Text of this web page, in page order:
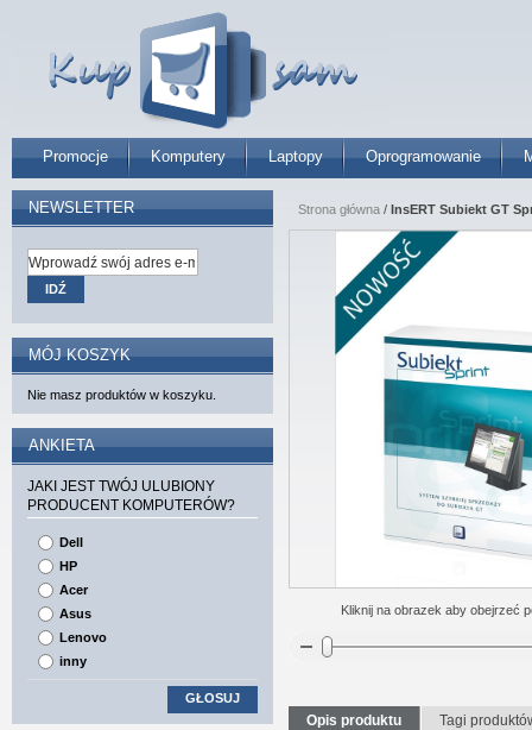
Promocje Komputery Laptopy Oprogramowanie
Strona główna / InsERT Subiekt GT
Kliknij na obrazek aby obejrzeć
Opis produktu Tagi
NEWSLETTER
IDŹ
MÓJ KOSZYK
Nie masz produktów w koszyku.
ANKIETA
JAKI JEST TWÓJ ULUBIONY
PRODUCENT KOMPUTERÓW?
Dell
HP
Acer
Asus
Lenovo
inny
GŁOSUJ